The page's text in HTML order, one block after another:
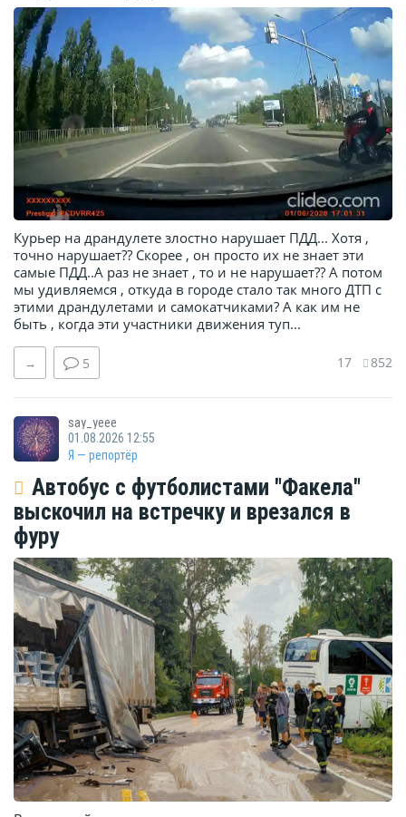
Курьер на драндулете злостно нарушает ПДД... Хотя ,
точно нарушает?? Скорее , он просто их не знает эти
самые ПДД..А раз не знает , то и не нарушает?? А потом
мы удивляемся , откуда в городе стало так много ДТП с
этими драндулетами и самокатчиками? А как им не
быть , когда эти участники движения туп...
→ 5 17 852
say_yeee
01.08.2026 12:55
Я — репортёр
Автобус с футболистами "Факела"
выскочил на встречку и врезался в
фуру